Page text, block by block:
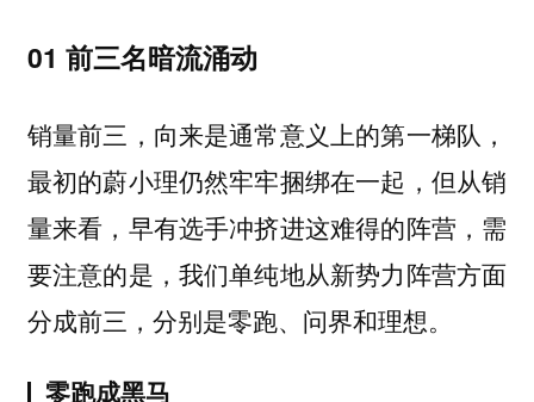
01 前三名暗流涌动
销量前三，向来是通常意义上的第一梯队，
最初的蔚小理仍然牢牢捆绑在一起，但从销
量来看，早有选手冲挤进这难得的阵营，需
要注意的是，我们单纯地从新势力阵营方面
分成前三，分别是零跑、问界和理想。
零跑成黑马